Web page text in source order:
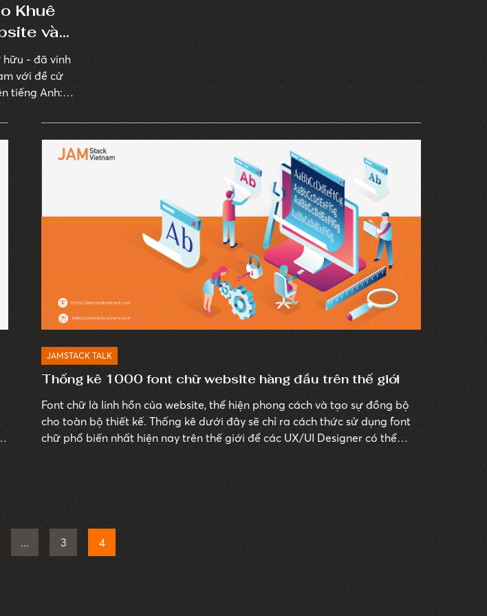
Khuê
và
hữu - đã vinh
với đề cử
tiếng Anh:
JAMSTACK TALK
Thống kê 1000 font chữ website hàng đầu trên thế giới
Font chữ là linh hồn của website, thể hiện phong cách và tạo sự đồng bộ
cho toàn bộ thiết kế. Thống kê dưới đây sẽ chỉ ra cách thức sử dụng font
chữ phổ biến nhất hiện nay trên thế giới để các UX/UI Designer có thể
... 3 4